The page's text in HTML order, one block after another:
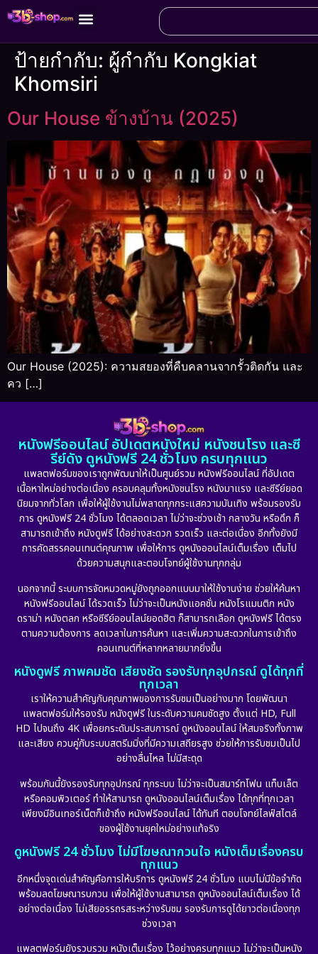
ป้ายกำกับ: ผู้กำกับ Kongkiat
Khomsiri
Our House ข้างบ้าน (2025)
Our House (2025): ความสยองที่คืบคลานจากรั้วติดกัน และ
คว […]
หนังฟรีออนไลน์ อัปเดตหนังใหม่ หนังชนโรง และซี
รีย์ดัง ดูหนังฟรี 24 ชั่วโมง ครบทุกแนว
แพลตฟอร์มของเราถูกพัฒนาให้เป็นศูนย์รวม หนังฟรีออนไลน์ ที่อัปเดต
เนื้อหาใหม่อย่างต่อเนื่อง ครอบคลุมทั้งหนังชนโรง หนังมาแรง และซีรีย์ยอด
นิยมจากทั่วโลก เพื่อให้ผู้ใช้งานไม่พลาดทุกกระแสความบันเทิง พร้อมรองรับ
การ ดูหนังฟรี 24 ชั่วโมง ได้ตลอดเวลา ไม่ว่าจะช่วงเช้า กลางวัน หรือดึก ก็
สามารถเข้าถึง หนังดูฟรี ได้อย่างสะดวก รวดเร็ว และต่อเนื่อง อีกทั้งยังมี
การคัดสรรคอนเทนต์คุณภาพ เพื่อให้การ ดูหนังออนไลน์เต็มเรื่อง เต็มไป
ด้วยความสนุกและตอบโจทย์ผู้ใช้งานทุกกลุ่ม
นอกจากนี้ ระบบการจัดหมวดหมู่ยังถูกออกแบบมาให้ใช้งานง่าย ช่วยให้ค้นหา
หนังฟรีออนไลน์ ได้รวดเร็ว ไม่ว่าจะเป็นหนังแอคชั่น หนังโรแมนติก หนัง
ดราม่า หนังตลก หรือซีรีย์ออนไลน์ยอดฮิต ก็สามารถเลือก ดูหนังฟรี ได้ตรง
ตามความต้องการ ลดเวลาในการค้นหา และเพิ่มความสะดวกในการเข้าถึง
คอนเทนต์ที่หลากหลายมากยิ่งขึ้น
หนังดูฟรี ภาพคมชัด เสียงชัด รองรับทุกอุปกรณ์ ดูได้ทุกที่
ทุกเวลา
เราให้ความสำคัญกับคุณภาพของการรับชมเป็นอย่างมาก โดยพัฒนา
แพลตฟอร์มให้รองรับ หนังดูฟรี ในระดับความคมชัดสูง ตั้งแต่ HD, Full
HD ไปจนถึง 4K เพื่อยกระดับประสบการณ์ ดูหนังออนไลน์ ให้สมจริงทั้งภาพ
และเสียง ควบคู่กับระบบสตรีมมิ่งที่มีความเสถียรสูง ช่วยให้การรับชมเป็นไป
อย่างลื่นไหล ไม่มีสะดุด
พร้อมกันนี้ยังรองรับทุกอุปกรณ์ ทุกระบบ ไม่ว่าจะเป็นสมาร์ทโฟน แท็บเล็ต
หรือคอมพิวเตอร์ ทำให้สามารถ ดูหนังออนไลน์เต็มเรื่อง ได้ทุกที่ทุกเวลา
เพียงมีอินเทอร์เน็ตก็เข้าถึง หนังฟรีออนไลน์ ได้ทันที ตอบโจทย์ไลฟ์สไตล์
ของผู้ใช้งานยุคใหม่อย่างแท้จริง
ดูหนังฟรี 24 ชั่วโมง ไม่มีโฆษณากวนใจ หนังเต็มเรื่องครบ
ทุกแนว
อีกหนึ่งจุดเด่นสำคัญคือการให้บริการ ดูหนังฟรี 24 ชั่วโมง แบบไม่มีข้อจำกัด
พร้อมลดโฆษณารบกวน เพื่อให้ผู้ใช้งานสามารถ ดูหนังออนไลน์เต็มเรื่อง ได้
อย่างต่อเนื่อง ไม่เสียอรรถรสระหว่างรับชม รองรับการดูได้ยาวต่อเนื่องทุก
ช่วงเวลา
แพลตฟอร์มยังรวบรวม หนังเต็มเรื่อง ไว้อย่างครบทุกแนว ไม่ว่าจะเป็นหนัง